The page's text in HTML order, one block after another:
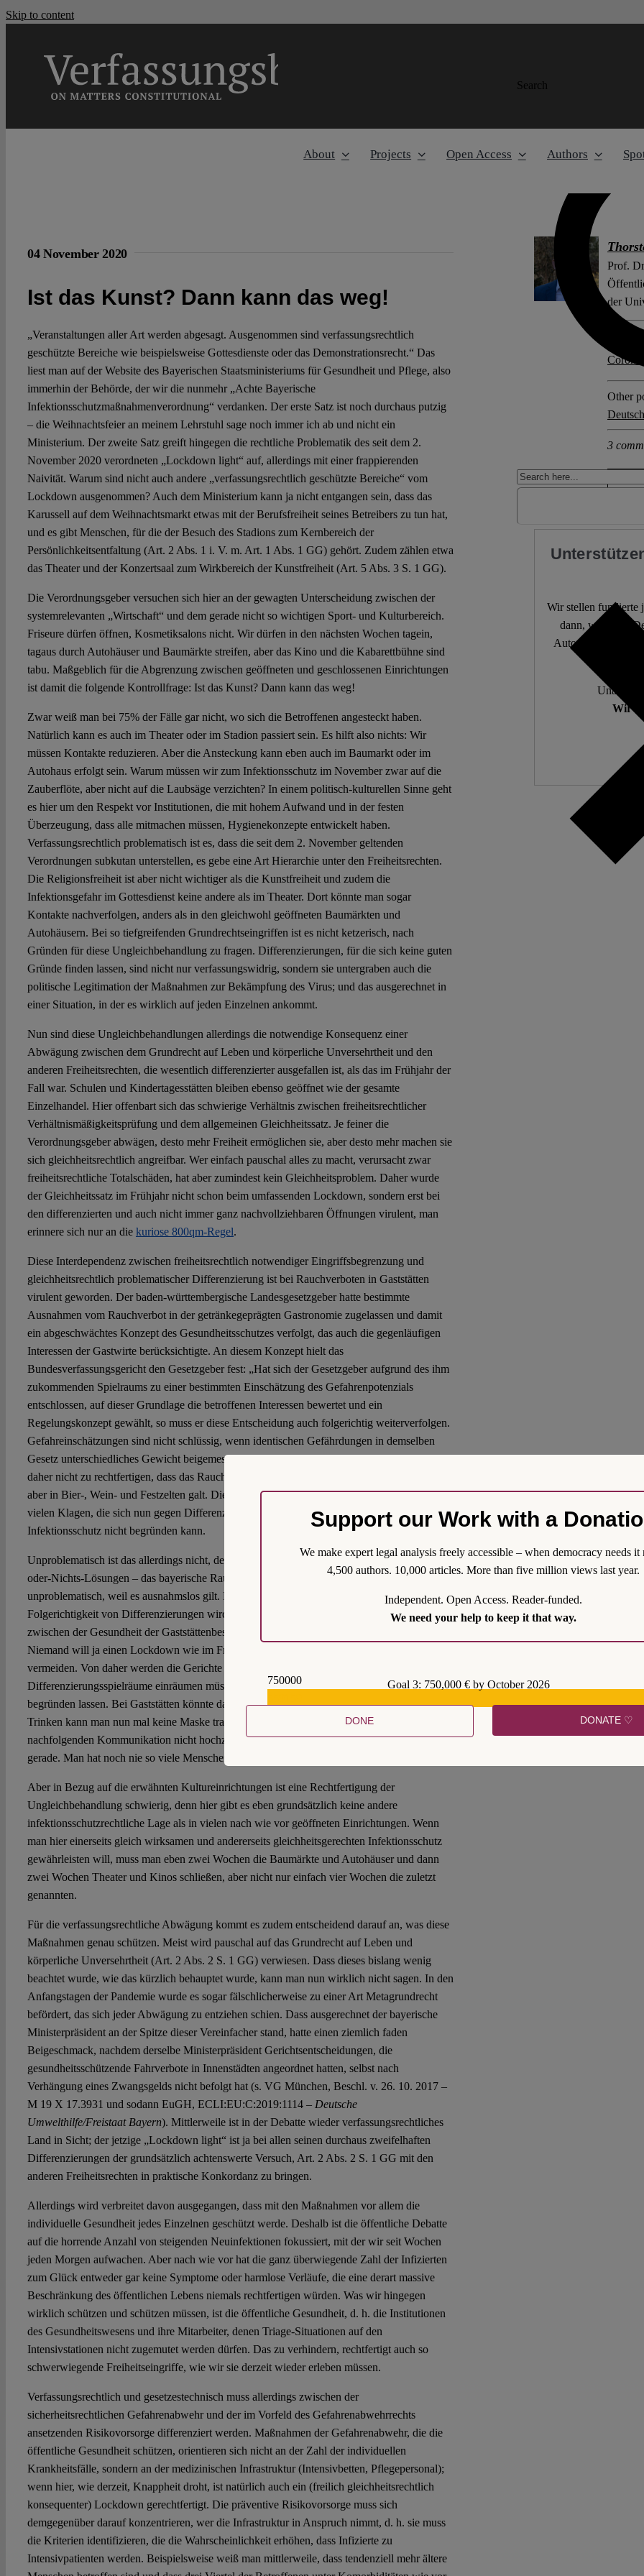
Skip to content
Search
About Projects Open Access Authors
04 November 2020
Ist das Kunst? Dann kann das weg!
„Veranstaltungen aller Art werden abgesagt. Ausgenommen sind verfassungsrechtlich
geschützte Bereiche wie beispielsweise Gottesdienste oder das Demonstrationsrecht.“ Das
liest man auf der Website des Bayerischen Staatsministeriums für Gesundheit und Pflege, also
immerhin der Behörde, der wir die nunmehr „Achte Bayerische
Infektionsschutzmaßnahmenverordnung“ verdanken. Der erste Satz ist noch durchaus putzig
– die Weihnachtsfeier an meinem Lehrstuhl sage noch immer ich ab und nicht ein
Ministerium. Der zweite Satz greift hingegen die rechtliche Problematik des seit dem 2.
November 2020 verordneten „Lockdown light“ auf, allerdings mit einer frappierenden
Naivität. Warum sind nicht auch andere „verfassungsrechtlich geschützte Bereiche“ vom
Lockdown ausgenommen? Auch dem Ministerium kann ja nicht entgangen sein, dass das
Karussell auf dem Weihnachtsmarkt etwas mit der Berufsfreiheit seines Betreibers zu tun hat,
und es gibt Menschen, für die der Besuch des Stadions zum Kernbereich der
Persönlichkeitsentfaltung (Art. 2 Abs. 1 i. V. m. Art. 1 Abs. 1 GG) gehört. Zudem zählen etwa
das Theater und der Konzertsaal zum Wirkbereich der Kunstfreiheit (Art. 5 Abs. 3 S. 1 GG).
Die Verordnungsgeber versuchen sich hier an der gewagten Unterscheidung zwischen der
systemrelevanten „Wirtschaft“ und dem gerade nicht so wichtigen Sport- und Kulturbereich.
Friseure dürfen öffnen, Kosmetiksalons nicht. Wir dürfen in den nächsten Wochen tagein,
tagaus durch Autohäuser und Baumärkte streifen, aber das Kino und die Kabarettbühne sind
tabu. Maßgeblich für die Abgrenzung zwischen geöffneten und geschlossenen Einrichtungen
ist damit die folgende Kontrollfrage: Ist das Kunst? Dann kann das weg!
Zwar weiß man bei 75% der Fälle gar nicht, wo sich die Betroffenen angesteckt haben.
Natürlich kann es auch im Theater oder im Stadion passiert sein. Es hilft also nichts: Wir
müssen Kontakte reduzieren. Aber die Ansteckung kann eben auch im Baumarkt oder im
Autohaus erfolgt sein. Warum müssen wir zum Infektionsschutz im November zwar auf die
Zauberflöte, aber nicht auf die Laubsäge verzichten? In einem politisch-kulturellen Sinne geht
es hier um den Respekt vor Institutionen, die mit hohem Aufwand und in der festen
Überzeugung, dass alle mitmachen müssen, Hygienekonzepte entwickelt haben.
Verfassungsrechtlich problematisch ist es, dass die seit dem 2. November geltenden
Verordnungen subkutan unterstellen, es gebe eine Art Hierarchie unter den Freiheitsrechten.
Die Religionsfreiheit ist aber nicht wichtiger als die Kunstfreiheit und zudem die
Infektionsgefahr im Gottesdienst keine andere als im Theater. Dort könnte man sogar
Kontakte nachverfolgen, anders als in den gleichwohl geöffneten Baumärkten und
Autohäusern. Bei so tiefgreifenden Grundrechtseingriffen ist es nicht ketzerisch, nach
Gründen für diese Ungleichbehandlung zu fragen. Differenzierungen, für die sich keine guten
Gründe finden lassen, sind nicht nur verfassungswidrig, sondern sie untergraben auch die
politische Legitimation der Maßnahmen zur Bekämpfung des Virus; und das ausgerechnet in
einer Situation, in der es wirklich auf jeden Einzelnen ankommt.
Nun sind diese Ungleichbehandlungen allerdings die notwendige Konsequenz einer
Abwägung zwischen dem Grundrecht auf Leben und körperliche Unversehrtheit und den
anderen Freiheitsrechten, die wesentlich differenzierter ausgefallen ist, als das im Frühjahr der
Fall war. Schulen und Kindertagesstätten bleiben ebenso geöffnet wie der gesamte
Einzelhandel. Hier offenbart sich das schwierige Verhältnis zwischen freiheitsrechtlicher
Verhältnismäßigkeitsprüfung und dem allgemeinen Gleichheitssatz. Je feiner die
Verordnungsgeber abwägen, desto mehr Freiheit ermöglichen sie, aber desto mehr machen sie
sich gleichheitsrechtlich angreifbar. Wer einfach pauschal alles zu macht, verursacht zwar
freiheitsrechtliche Totalschäden, hat aber zumindest kein Gleichheitsproblem. Daher wurde
der Gleichheitssatz im Frühjahr nicht schon beim umfassenden Lockdown, sondern erst bei
den differenzierten und auch nicht immer ganz nachvollziehbaren Öffnungen virulent, man
erinnere sich nur an die kuriose 800qm-Regel.
Diese Interdependenz zwischen freiheitsrechtlich notwendiger Eingriffsbegrenzung und
gleichheitsrechtlich problematischer Differenzierung ist bei Rauchverboten in Gaststätten
virulent geworden. Der baden-württembergische Landesgesetzgeber hatte bestimmte
Ausnahmen vom Rauchverbot in der getränkegeprägten Gastronomie zugelassen und damit
ein abgeschwächtes Konzept des Gesundheitsschutzes verfolgt, das auch die gegenläufigen
Interessen der Gastwirte berücksichtigte. An diesem Konzept hielt das
Bundesverfassungsgericht den Gesetzgeber fest: „Hat sich der Gesetzgeber aufgrund des ihm
zukommenden Spielraums zu einer bestimmten Einschätzung des Gefahrenpotenzials
entschlossen, auf dieser Grundlage die betroffenen Interessen bewertet und ein
Regelungskonzept gewählt, so muss er diese Entscheidung auch folgerichtig weiterverfolgen.
Gefahreinschätzungen sind nicht schlüssig, wenn identischen Gefährdungen in demselben
Gesetz unterschiedliches Gewicht beigemessen wird“ (BVerfGE 121, 317 (362 f.)). Es war
daher nicht zu rechtfertigen, dass das Rauchverbot zwar auch in Einraum-Gaststätten, nicht
aber in Bier-, Wein- und Festzelten galt. Diese Entscheidung ist nun eine Blaupause für die
vielen Klagen, die sich nun gegen Differenzierungen wenden, die man jedenfalls mit dem
Infektionsschutz nicht begründen kann.
Unproblematisch ist das allerdings nicht, denn eine solche Argumentation begünstigt Alles-
oder-Nichts-Lösungen – das bayerische Rauchverbot ist natürlich gleichheitsrechtlich
unproblematisch, weil es ausnahmslos gilt. Mit zu hohen Anforderungen an die
Folgerichtigkeit von Differenzierungen wird der politische Kompromiss erschwert, etwa
zwischen der Gesundheit der Gaststättenbesucher und der Berufsfreiheit der Gastwirte.
Niemand will ja einen Lockdown wie im Frühjahr, nur um gleichheitsrechtliche Anfragen zu
vermeiden. Von daher werden die Gerichte den Verordnungsgebern gewisse
Differenzierungsspielräume einräumen müssen, soweit sie sich infektionsschutzrechtlich
begründen lassen. Bei Gaststätten könnte das durchaus funktionieren, denn beim Essen und
Trinken kann man nun mal keine Maske tragen und wer die Maske dann auch bei der
nachfolgenden Kommunikation nicht hochzieht, wird sich immer rausreden, er trinke doch
gerade. Man hat noch nie so viele Menschen auf Bahnhöfen essen und trinken gesehen.
Aber in Bezug auf die erwähnten Kultureinrichtungen ist eine Rechtfertigung der
Ungleichbehandlung schwierig, denn hier gibt es eben grundsätzlich keine andere
infektionsschutzrechtliche Lage als in vielen nach wie vor geöffneten Einrichtungen. Wenn
man hier einerseits gleich wirksamen und andererseits gleichheitsgerechten Infektionsschutz
gewährleisten will, muss man eben zwei Wochen die Baumärkte und Autohäuser und dann
zwei Wochen Theater und Kinos schließen, aber nicht nur einfach vier Wochen die zuletzt
genannten.
Für die verfassungsrechtliche Abwägung kommt es zudem entscheidend darauf an, was diese
Maßnahmen genau schützen. Meist wird pauschal auf das Grundrecht auf Leben und
körperliche Unversehrtheit (Art. 2 Abs. 2 S. 1 GG) verwiesen. Dass dieses bislang wenig
beachtet wurde, wie das kürzlich behauptet wurde, kann man nun wirklich nicht sagen. In den
Anfangstagen der Pandemie wurde es sogar fälschlicherweise zu einer Art Metagrundrecht
befördert, das sich jeder Abwägung zu entziehen schien. Dass ausgerechnet der bayerische
Ministerpräsident an der Spitze dieser Vereinfacher stand, hatte einen ziemlich faden
Beigeschmack, nachdem derselbe Ministerpräsident Gerichtsentscheidungen, die
gesundheitsschützende Fahrverbote in Innenstädten angeordnet hatten, selbst nach
Verhängung eines Zwangsgelds nicht befolgt hat (s. VG München, Beschl. v. 26. 10. 2017 –
M 19 X 17.3931 und sodann EuGH, ECLI:EU:C:2019:1114 – Deutsche
Umwelthilfe/Freistaat Bayern). Mittlerweile ist in der Debatte wieder verfassungsrechtliches
Land in Sicht; der jetzige „Lockdown light“ ist ja bei allen seinen durchaus zweifelhaften
Differenzierungen der grundsätzlich achtenswerte Versuch, Art. 2 Abs. 2 S. 1 GG mit den
anderen Freiheitsrechten in praktische Konkordanz zu bringen.
Allerdings wird verbreitet davon ausgegangen, dass mit den Maßnahmen vor allem die
individuelle Gesundheit jedes Einzelnen geschützt werde. Deshalb ist die öffentliche Debatte
auf die horrende Anzahl von steigenden Neuinfektionen fokussiert, mit der wir seit Wochen
jeden Morgen aufwachen. Aber nach wie vor hat die ganz überwiegende Zahl der Infizierten
zum Glück entweder gar keine Symptome oder harmlose Verläufe, die eine derart massive
Beschränkung des öffentlichen Lebens niemals rechtfertigen würden. Was wir hingegen
wirklich schützen und schützen müssen, ist die öffentliche Gesundheit, d. h. die Institutionen
des Gesundheitswesens und ihre Mitarbeiter, denen Triage-Situationen auf den
Intensivstationen nicht zugemutet werden dürfen. Das zu verhindern, rechtfertigt auch so
schwerwiegende Freiheitseingriffe, wie wir sie derzeit wieder erleben müssen.
Verfassungsrechtlich und gesetzestechnisch muss allerdings zwischen der
sicherheitsrechtlichen Gefahrenabwehr und der im Vorfeld des Gefahrenabwehrrechts
ansetzenden Risikovorsorge differenziert werden. Maßnahmen der Gefahrenabwehr, die die
öffentliche Gesundheit schützen, orientieren sich nicht an der Zahl der individuellen
Krankheitsfälle, sondern an der medizinischen Infrastruktur (Intensivbetten, Pflegepersonal);
wenn hier, wie derzeit, Knappheit droht, ist natürlich auch ein (freilich gleichheitsrechtlich
konsequenter) Lockdown gerechtfertigt. Die präventive Risikovorsorge muss sich
demgegenüber darauf konzentrieren, wer die Infrastruktur in Anspruch nimmt, d. h. sie muss
die Kriterien identifizieren, die die Wahrscheinlichkeit erhöhen, dass Infizierte zu
Intensivpatienten werden. Beispielsweise weiß man mittlerweile, dass tendenziell mehr ältere
Prof.
der
Other
3
Wir stellen fundierte
dann, wenn die
Autor:innen.
Wir
Support our Work with a
We make expert legal analysis freely accessible – when democracy needs it
4,500 authors. 10,000 articles. More than five million views last year.
Independent. Open Access. Reader-funded.
We need your help to keep it that way.
750000
Goal 3: 750,000 € by October 2026
DONE DONATE ♡